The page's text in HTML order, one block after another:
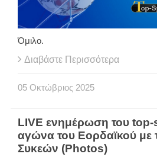
Όμιλο.
Διαβάστε Περισσότερα
05 Οκτώβριος 2025
LIVE ενημέρωση του
αγώνα του Εορδαϊκού με
Συκεών (Photos)